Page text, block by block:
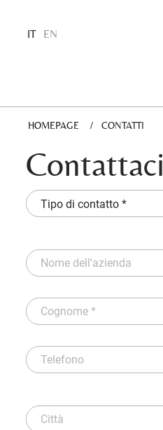
IT EN
HOMEPAGE CURRENT:
CONTATTI
Contattaci